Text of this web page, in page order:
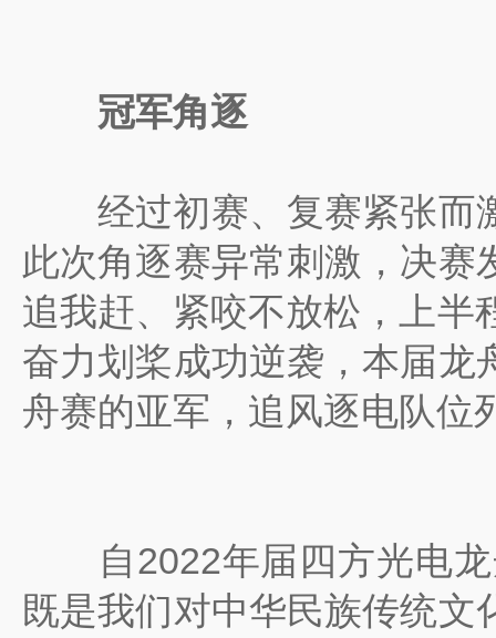
冠军角逐
经过初赛、复赛紧张而激
此次角逐赛异常刺激，决
追我赶、紧咬不放松，上半
奋力划桨成功逆袭，本届龙
舟赛的亚军，追风逐电队位
自2022年届四方光电龙
既是我们对中华民族传统